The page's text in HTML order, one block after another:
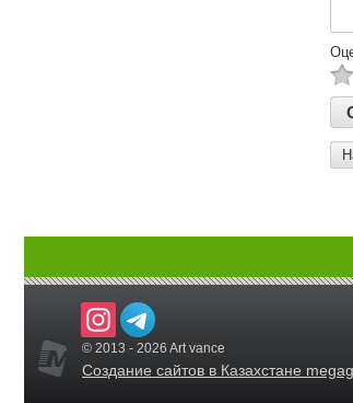
© 2013 - 2026 Art vance
Создание сайтов в Казахстане